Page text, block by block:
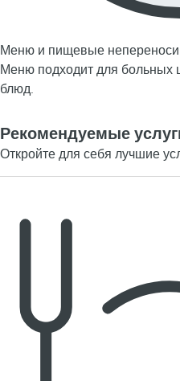
Меню и пищевые
Меню подходит для больных
блюд.
Рекомендуемые
Откройте для себя лучшие